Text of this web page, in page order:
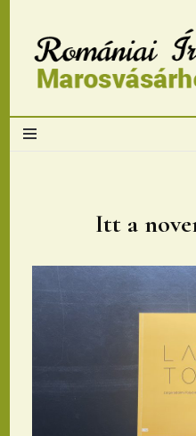
fiok
Itt a